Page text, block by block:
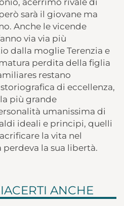
sarà il giovane ma
Anche le vicende
via via più
dalla moglie Terenzia e
perdita della figlia
restano
di eccellenza,
più grande
umanissima di
ideali e principi, quelli
la vita nel
la sua libertà.
ANCHE